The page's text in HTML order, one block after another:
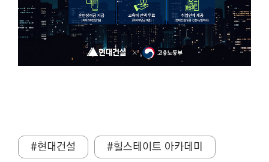
#현대건설
#힐스테이트 아카데미